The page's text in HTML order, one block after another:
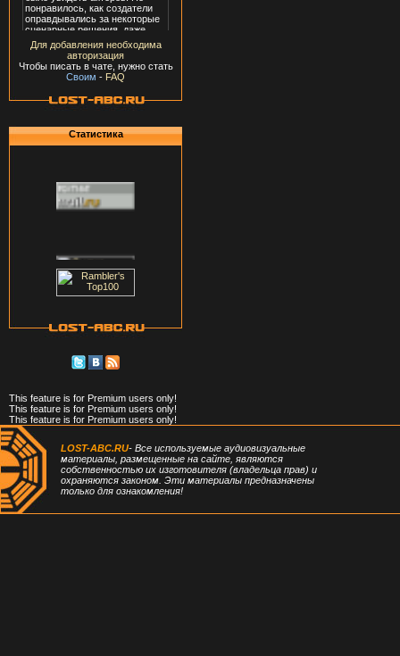
Для добавления необходима
авторизация
Чтобы писать в чате, нужно стать
Своим - FAQ
Статистика
This feature is for Premium users only!
This feature is for Premium users only!
This feature is for Premium users only!
LOST-ABC.RU- Все используемые аудиовизуальные
материалы, размещенные на сайте, являются
собственностью их изготовителя (владельца прав) и
охраняются законом. Эти материалы предназначены
только для ознакомления!